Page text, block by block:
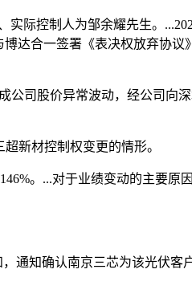
际控制人为邹余耀先生。
达合一签署《表决权放弃协议
司股价异常波动，经公司向
新材控制权变更的情形。
。...对于业绩变动的主要原
通知确认南京三芯为该光伏客